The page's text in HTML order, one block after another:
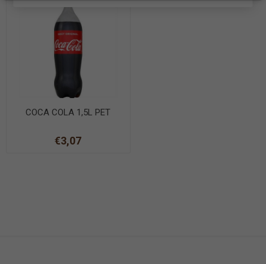
COCA COLA 1,5L PET
€3,07